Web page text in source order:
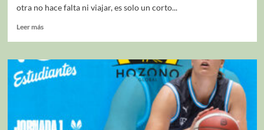
otra no hace falta ni viajar, es solo un corto...
Leer más